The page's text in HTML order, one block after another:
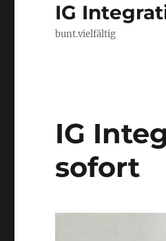
IG
bunt.vielfältig
IG
sofort